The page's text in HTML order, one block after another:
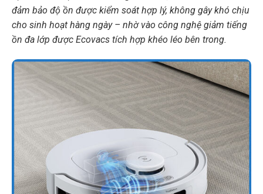
đảm bảo độ ồn được kiểm soát hợp lý, không gây khó chịu
cho sinh hoạt hàng ngày – nhờ vào công nghệ giảm tiếng
ồn đa lớp được Ecovacs tích hợp khéo léo bên trong.